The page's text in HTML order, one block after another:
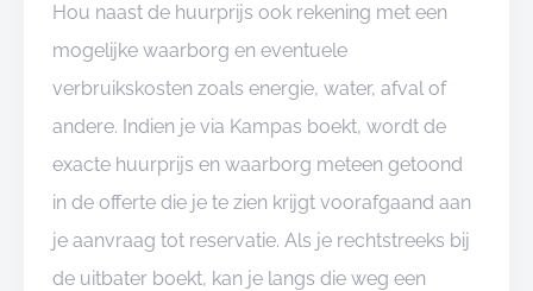
Hou naast de huurprijs ook rekening met een
mogelijke waarborg en eventuele
verbruikskosten zoals energie, water, afval of
andere. Indien je via Kampas boekt, wordt de
exacte huurprijs en waarborg meteen getoond
in de offerte die je te zien krijgt voorafgaand aan
je aanvraag tot reservatie. Als je rechtstreeks bij
de uitbater boekt, kan je langs die weg een